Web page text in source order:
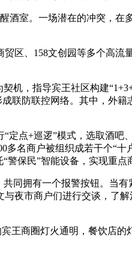
室。一场潜在的冲突，在
区、158文创园等多个高
机，指导宾王社区构建
联防联控网络。其中，外
点+巡逻”模式，选取酒吧
名商户被组织成若干个“
保民”智能设备，实现重点
同拥有一个报警按钮。当
夜市商户们进行交谈，了
王商圈灯火通明，餐饮店